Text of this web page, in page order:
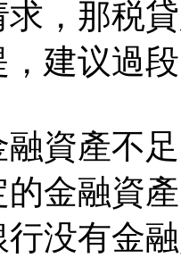
，那税
，建议過
資產不
金融資
行没有金